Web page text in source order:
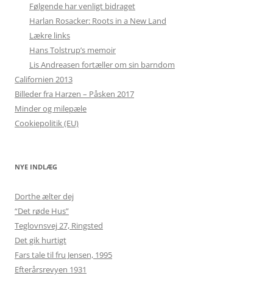
Følgende har venligt bidraget
Harlan Rosacker: Roots in a New Land
Lækre links
Hans Tolstrup’s memoir
Lis Andreasen fortæller om sin barndom
Californien 2013
Billeder fra Harzen – Påsken 2017
Minder og milepæle
Cookiepolitik (EU)
NYE INDLÆG
Dorthe ælter dej
“Det røde Hus”
Teglovnsvej 27, Ringsted
Det gik hurtigt
Fars tale til fru Jensen, 1995
Efterårsrevyen 1931